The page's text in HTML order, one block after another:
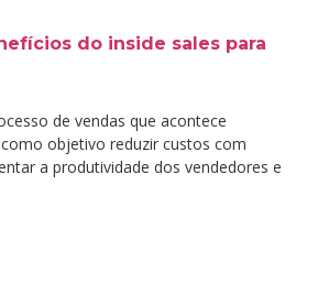
do inside sales para
de vendas que acontece
objetivo reduzir custos com
a produtividade dos vendedores e